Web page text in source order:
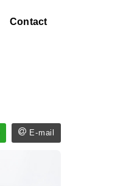
Contact
E-mail